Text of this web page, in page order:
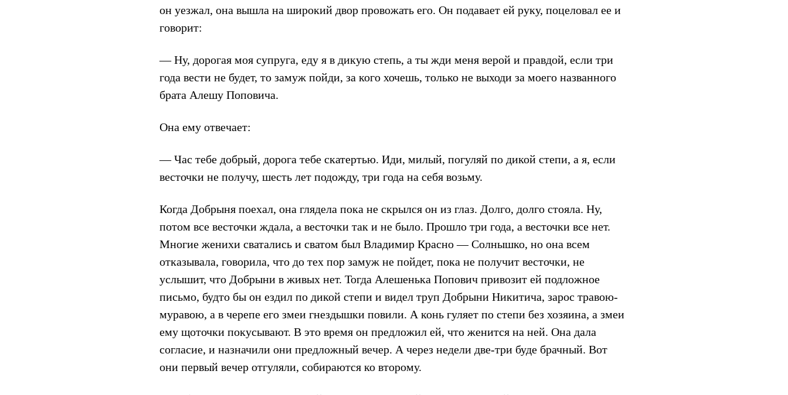
он уезжал, она вышла на широкий двор провожать его. Он подавает ей руку, поцеловал ее и
говорит:
— Ну, дорогая моя супруга, еду я в дикую степь, а ты жди меня верой и правдой, если три
года вести не будет, то замуж пойди, за кого хочешь, только не выходи за моего названного
брата Алешу Поповича.
Она ему отвечает:
— Час тебе добрый, дорога тебе скатертью. Иди, милый, погуляй по дикой степи, а я, если
весточки не получу, шесть лет подожду, три года на себя возьму.
Когда Добрыня поехал, она глядела пока не скрылся он из глаз. Долго, долго стояла. Ну,
потом все весточки ждала, а весточки так и не было. Прошло три года, а весточки все нет.
Многие женихи сватались и сватом был Владимир Красно — Солнышко, но она всем
отказывала, говорила, что до тех пор замуж не пойдет, пока не получит весточки, не
услышит, что Добрыни в живых нет. Тогда Алешенька Попович привозит ей подложное
письмо, будто бы он ездил по дикой степи и видел труп Добрыни Никитича, зарос травою-
муравою, а в черепе его змеи гнездышки повили. А конь гуляет по степи без хозяина, а змеи
ему щоточки покусывают. В это время он предложил ей, что женится на ней. Она дала
согласие, и назначили они предложный вечер. А через недели две-три буде брачный. Вот
они первый вечер отгуляли, собираются ко второму.